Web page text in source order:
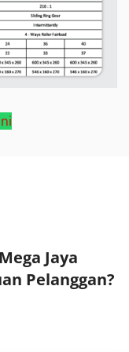
Jaya
Pelanggan?